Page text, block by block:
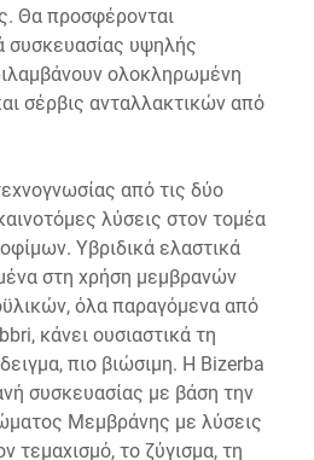
Θα προσφέρονται
συσκευασίας υψηλής
ολοκληρωμένη
σέρβις ανταλλακτικών από
από τις δύο
λύσεις στον τομέα
Υβριδικά ελαστικά
στη χρήση μεμβρανών
όλα παραγόμενα από
κάνει ουσιαστικά τη
πιο βιώσιμη. Η Bizerba
συσκευασίας με βάση την
Μεμβράνης με λύσεις
τεμαχισμό, το ζύγισμα, τη